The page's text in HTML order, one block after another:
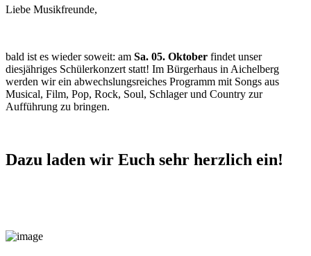
Liebe Musikfreunde,
bald ist es wieder soweit: am Sa. 05. Oktober findet unser
diesjähriges Schülerkonzert statt! Im Bürgerhaus in Aichelberg
werden wir ein abwechslungsreiches Programm mit Songs aus
Musical, Film, Pop, Rock, Soul, Schlager und Country zur
Aufführung zu bringen.
Dazu laden wir Euch sehr herzlich ein!